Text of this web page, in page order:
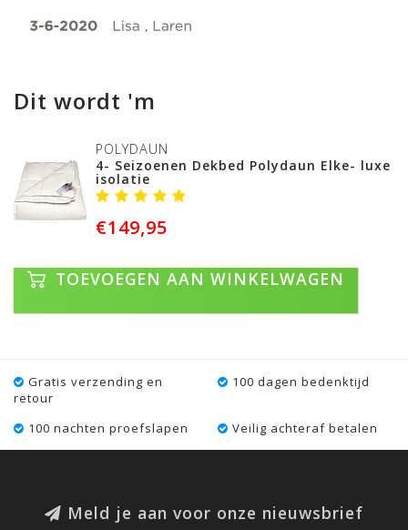
Dit wordt 'm
POLYDAUN
4- Seizoenen Dekbed Polydaun Elke- luxe
isolatie
€149,95
TOEVOEGEN AAN WINKELWAGEN
Gratis verzending en
retour
100 dagen bedenktijd
100 nachten proefslapen Veilig achteraf betalen
Meld je aan voor onze nieuwsbrief